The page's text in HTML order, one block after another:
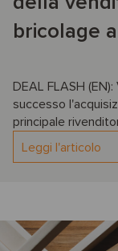
bricolage
DEAL FLASH
successo
principale
Leggi l'articolo